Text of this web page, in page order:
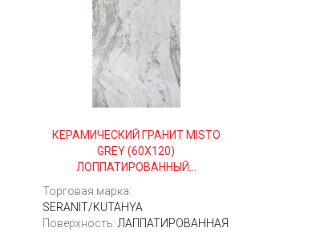
КЕРАМИЧЕСКИЙ ГРАНИТ MISTO
GREY (60Х120)
ЛОППАТИРОВАННЫЙ...
Торговая марка:
SERANIT/KUTAHYA
Поверхность: ЛАППАТИРОВАННАЯ